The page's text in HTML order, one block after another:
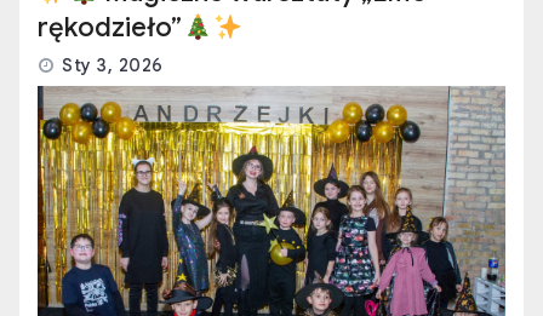
Otwarci Na Kulturę – dziękujemy za
magiczny wieczór!